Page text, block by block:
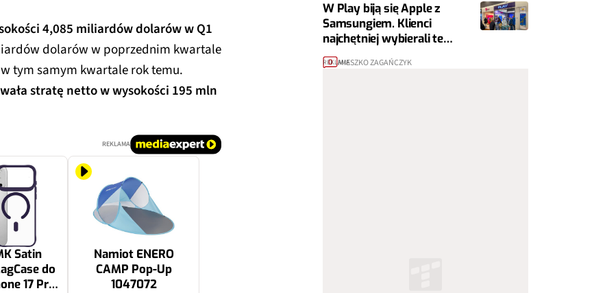
4,085 miliardów dolarów w Q1
dolarów w poprzednim kwartale
tym samym kwartale rok temu.
stratę netto w wysokości 195 mln
REKLAMA
Satin
do
17 Pro
Namiot ENERO
CAMP Pop-Up
1047072
W Play biją się Apple z
Samsungiem. Klienci
najchętniej wybierali te
telefony
0 MIESZKO ZAGAŃCZYK